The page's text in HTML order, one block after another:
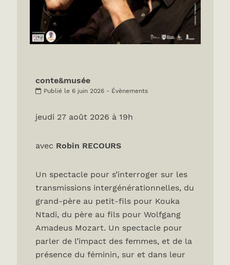
conte&musée
Publié le 6 juin 2026 - Évènements
jeudi 27 août 2026 à 19h
avec Robin RECOURS
Un spectacle pour s’interroger sur les
transmissions intergénérationnelles, du
grand-père au petit-fils pour Kouka
Ntadi, du père au fils pour Wolfgang
Amadeus Mozart. Un spectacle pour
parler de l’impact des femmes, et de la
présence du féminin, sur et dans leur